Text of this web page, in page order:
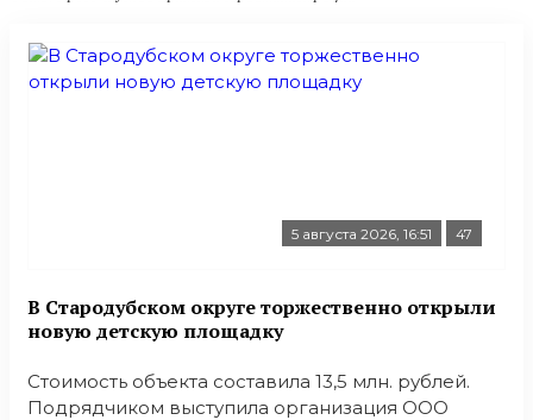
5 августа 2026, 16:51 47
В Стародубском округе торжественно открыли
новую детскую площадку
Стоимость объекта составила 13,5 млн. рублей.
Подрядчиком выступила организация ООО